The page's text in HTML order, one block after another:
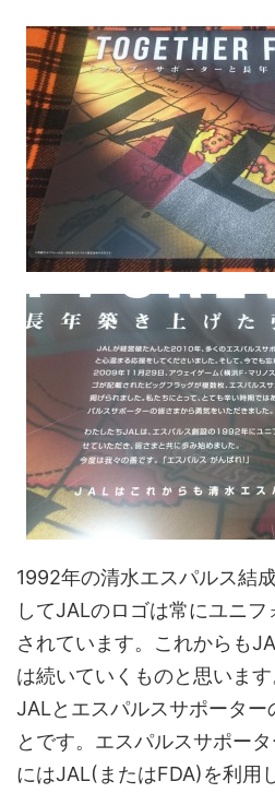
1992年の清水エスパルス結
してJALのロゴは常にユニ
されています。これからも
は続いていくものと思います
JALとエスパルスサポーター
とです。エスパルスサポー
にはJAL(またはFDA)を利用